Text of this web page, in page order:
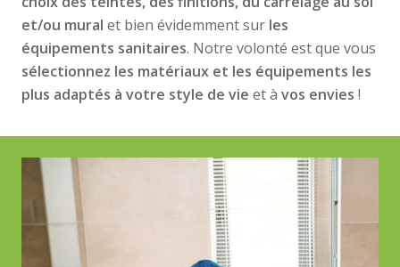
et/ou mural et bien évidemment sur les
équipements sanitaires. Notre volonté est que vous
sélectionnez les matériaux et les équipements les
plus adaptés à votre style de vie et à vos envies !